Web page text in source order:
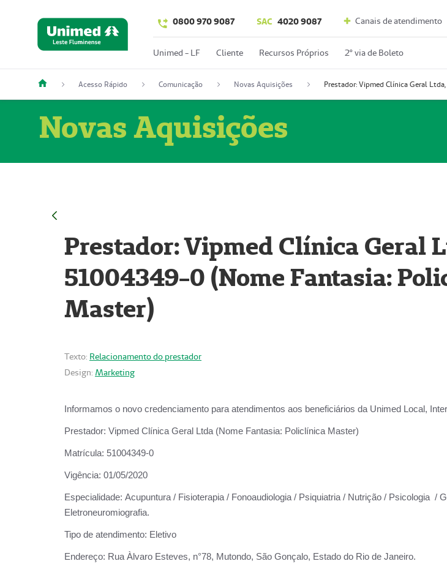
0800 970 9087 SAC 4020 9087 Canais de atendimento
Unimed - LF Cliente Recursos Próprios 2º via de Boleto
Acesso Rápido Comunicação Novas Aquisições
Novas Aquisições
Prestador: Vipmed Clínica Geral
51004349-0 (Nome Fantasia:
Master)
Texto: Relacionamento do prestador
Design: Marketing
Informamos o novo credenciamento para atendimentos aos beneficiários da Unimed Local,
Prestador: Vipmed Clínica Geral Ltda (Nome Fantasia: Policlínica Master)
Matrícula: 51004349-0
Vigência: 01/05/2020
Especialidade: Acupuntura / Fisioterapia / Fonoaudiologia / Psiquiatria / Nutrição / Psicologia /
Eletroneuromiografia.
Tipo de atendimento: Eletivo
Endereço: Rua Àlvaro Esteves, n°78, Mutondo, São Gonçalo, Estado do Rio de Janeiro.